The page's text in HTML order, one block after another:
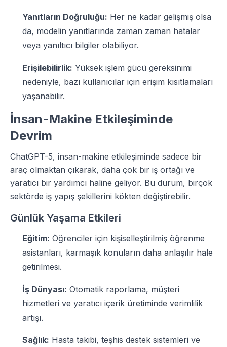
Yanıtların Doğruluğu: Her ne kadar gelişmiş olsa
da, modelin yanıtlarında zaman zaman hatalar
veya yanıltıcı bilgiler olabiliyor.
Erişilebilirlik: Yüksek işlem gücü gereksinimi
nedeniyle, bazı kullanıcılar için erişim kısıtlamaları
yaşanabilir.
İnsan-Makine Etkileşiminde
Devrim
ChatGPT-5, insan-makine etkileşiminde sadece bir
araç olmaktan çıkarak, daha çok bir iş ortağı ve
yaratıcı bir yardımcı haline geliyor. Bu durum, birçok
sektörde iş yapış şekillerini kökten değiştirebilir.
Günlük Yaşama Etkileri
Eğitim: Öğrenciler için kişiselleştirilmiş öğrenme
asistanları, karmaşık konuların daha anlaşılır hale
getirilmesi.
İş Dünyası: Otomatik raporlama, müşteri
hizmetleri ve yaratıcı içerik üretiminde verimlilik
artışı.
Sağlık: Hasta takibi, teşhis destek sistemleri ve